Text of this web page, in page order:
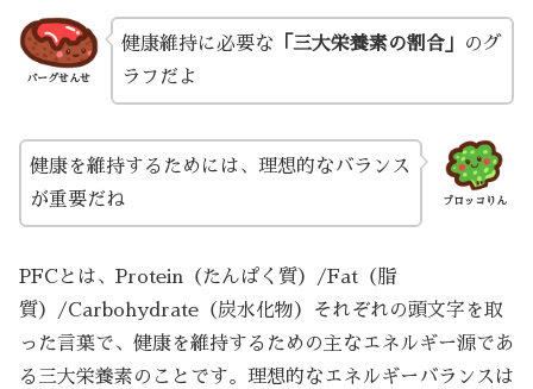
バーグせんせ
健康維持に必要な 「三大栄養素の割合」
のグ
ラフだよ
ブロッコりん
健康を維持するためには、理想的なバランス
が重要だね
PFCとは、Protein（たんぱく質）/Fat（脂
質）/Carbohydrate（炭水化物）それぞれの頭文字を取
った言葉で、健康を維持するための主なエネルギー源であ
る三大栄養素のことです。理想的なエネルギーバランスは